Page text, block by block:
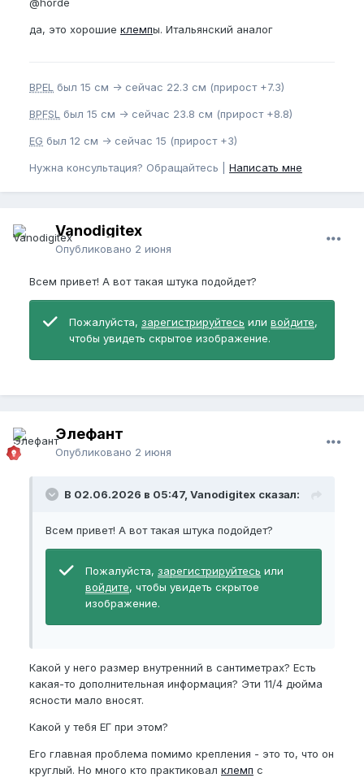
да, это хорошие клемпы. Итальянский аналог
BPEL был 15 см -> сейчас 22.3 см (прирост +7.3)
BPFSL был 15 см -> сейчас 23.8 см (прирост +8.8)
EG был 12 см -> сейчас 15 (прирост +3)
Нужна консультация? Обращайтесь | Написать мне
Vanodigitex
Опубликовано 2 июня
Всем привет! А вот такая штука подойдет?
Пожалуйста, зарегистрируйтесь или войдите,
чтобы увидеть скрытое изображение.
Элефант
Опубликовано 2 июня
В 02.06.2026 в 05:47, Vanodigitex сказал:
Всем привет! А вот такая штука подойдет?
Пожалуйста, зарегистрируйтесь или
войдите, чтобы увидеть скрытое
изображение.
Какой у него размер внутренний в сантиметрах? Есть
какая-то дополнительная информация? Эти 11/4 дюйма
ясности мало вносят.
Какой у тебя ЕГ при этом?
Его главная проблема помимо крепления - это то, что он
круглый. Но много кто практиковал клемп с